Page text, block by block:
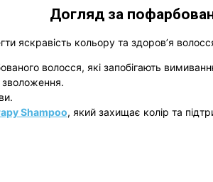
Догляд за
яскравість кольору та здоров’я
волосся, які запобігають
Shampoo, який захищає колір та